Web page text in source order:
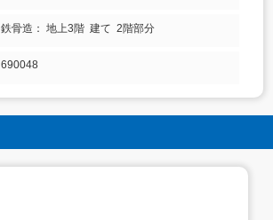
鉄骨造： 地上3階 建て 2階部分
690048